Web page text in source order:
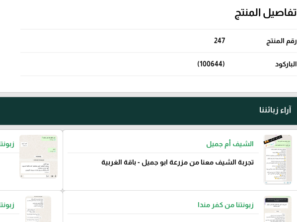
تفاصيل المنتج
رقم المنتج 247
الباركود (100644)
آراء زبائننا
الشيف أم جميل
تجربة الشيف معنا من مزرعة ابو جميل - باقة الغربية
زبونتنا من كفر مندا